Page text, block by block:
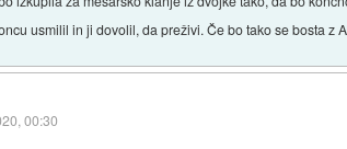
usmilil in ji dovolil, da preživi. Če bo tako se bosta z
00:30